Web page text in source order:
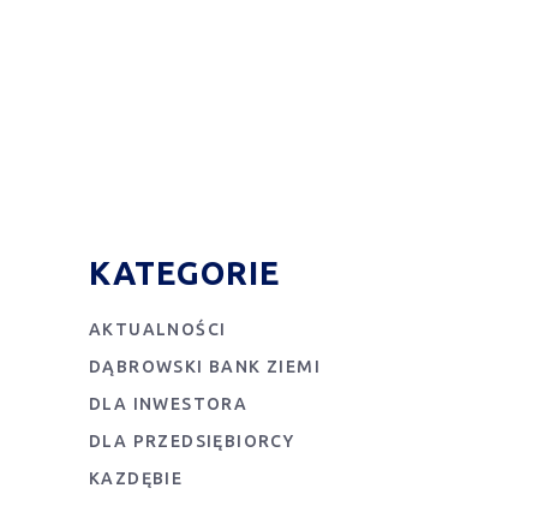
KATEGORIE
AKTUALNOŚCI
DĄBROWSKI BANK ZIEMI
DLA INWESTORA
DLA PRZEDSIĘBIORCY
KAZDĘBIE